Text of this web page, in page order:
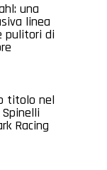
una
linea
pulitori di
titolo nel
Racing